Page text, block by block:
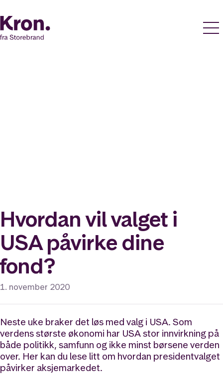
Hvordan vil valget i
USA påvirke dine
fond?
1. november 2020
Neste uke braker det løs med valg i USA. Som
verdens største økonomi har USA stor innvirkning på
både politikk, samfunn og ikke minst børsene verden
over. Her kan du lese litt om hvordan presidentvalget
påvirker aksjemarkedet.